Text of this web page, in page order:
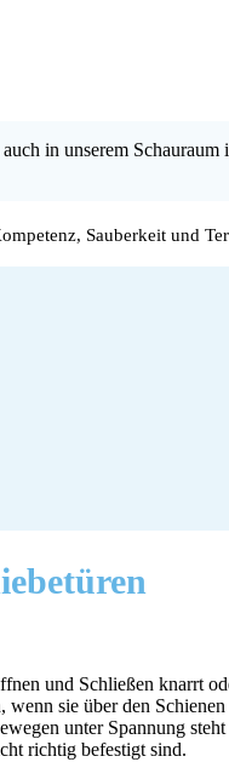
in unserem Schauraum
Sauberkeit und
und Schließen knarrt
sie über den
unter Spannung
richtig befestigt sind.